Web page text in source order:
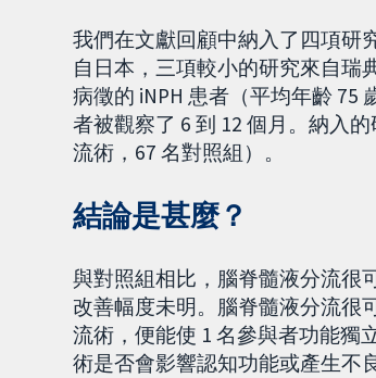
我們在文獻回顧中納入了四項研
自日本，三項較小的研究來自瑞
病徵的 iNPH 患者（平均年齡 75
者被觀察了 6 到 12 個月。納入
流術，67 名對照組）。
結論是甚麼？
與對照組相比，腦脊髓液分流很
改善幅度未明。腦脊髓液分流很
流術，便能使 1 名參與者功能獨
術是否會影響認知功能或產生不